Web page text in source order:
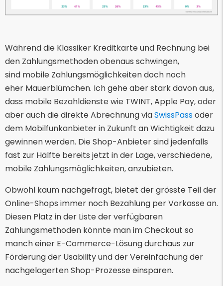
Während die Klassiker Kreditkarte und Rechnung bei
den Zahlungsmethoden obenaus schwingen,
sind mobile Zahlungsmöglichkeiten doch noch
eher Mauerblümchen. Ich gehe aber stark davon aus,
dass mobile Bezahldienste wie TWINT, Apple Pay, oder
aber auch die direkte Abrechnung viaSwissPassoder
dem Mobilfunkanbieter in Zukunft an Wichtigkeit dazu
gewinnen werden. Die Shop-Anbieter sind jedenfalls
fast zur Hälfte bereits jetzt in der Lage, verschiedene,
mobile Zahlungsmöglichkeiten, anzubieten.
Obwohl kaum nachgefragt, bietet der grösste Teil der
Online-Shops immer noch Bezahlung per Vorkasse an.
Diesen Platz in der Liste der verfügbaren
Zahlungsmethoden könnte man im Checkout so
manch einer E-Commerce-Lösung durchaus zur
Förderung der Usability und der Vereinfachung der
nachgelagerten Shop-Prozesse einsparen.